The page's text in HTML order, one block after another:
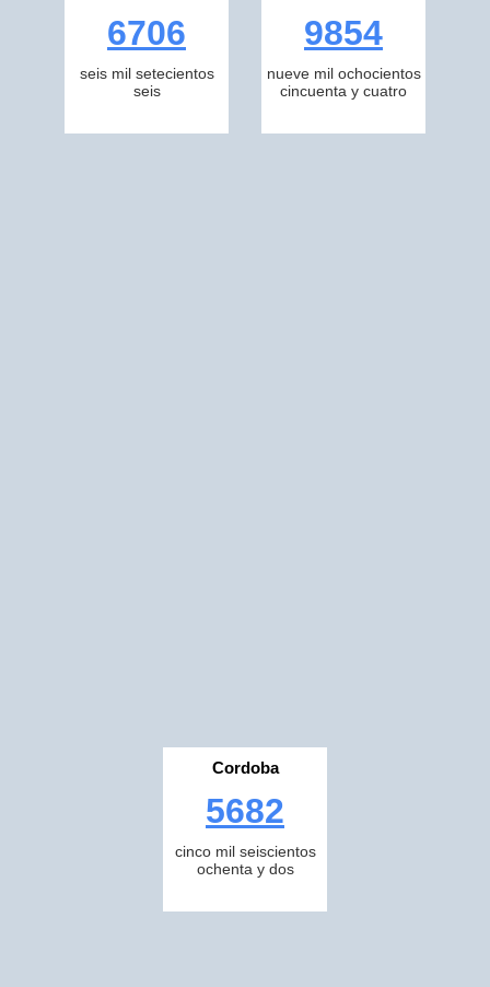
6706
seis mil setecientos
seis
9854
nueve mil ochocientos
cincuenta y cuatro
Cordoba
5682
cinco mil seiscientos
ochenta y dos